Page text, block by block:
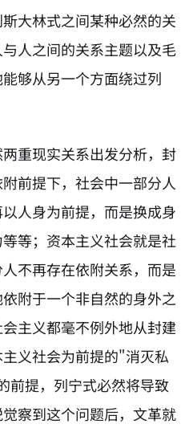
大林式之间某种必然的关
人之间的关系主题以及毛
够从另一个方面绕过列
重现实关系出发分析，封
前提下，社会中一部分人
人身为前提，而是换成身
等；资本主义社会就是社
不再存在依附关系，而是
附于一个非自然的身外之
主义都毫不例外地从封建
义社会为前提的"消灭私
前提，列宁式必然将导致
察到这个问题后，文革就